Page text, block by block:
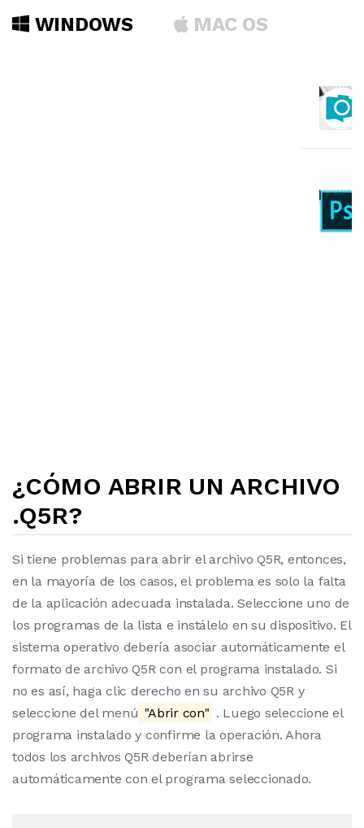
WINDOWS MAC OS
¿CÓMO ABRIR UN ARCHIVO
.Q5R?
Si tiene problemas para abrir el archivo Q5R, entonces,
en la mayoría de los casos, el problema es solo la falta
de la aplicación adecuada instalada. Seleccione uno de
los programas de la lista e instálelo en su dispositivo. El
sistema operativo debería asociar automáticamente el
formato de archivo Q5R con el programa instalado. Si
no es así, haga clic derecho en su archivo Q5R y
seleccione del menú "Abrir con" . Luego seleccione el
programa instalado y confirme la operación. Ahora
todos los archivos Q5R deberían abrirse
automáticamente con el programa seleccionado.